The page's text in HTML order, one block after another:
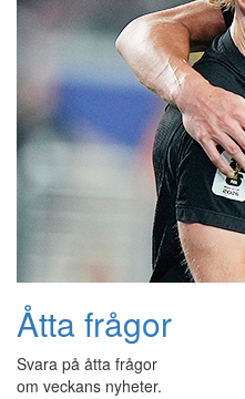
Åtta frågor
Svara på åtta frågor
om veckans nyheter.